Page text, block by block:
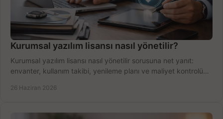
Kurumsal yazılım lisansı nasıl yönetilir?
Kurumsal yazılım lisansı nasıl yönetilir sorusuna net yanıt:
envanter, kullanım takibi, yenileme planı ve maliyet kontrolü
26 Haziran 2026